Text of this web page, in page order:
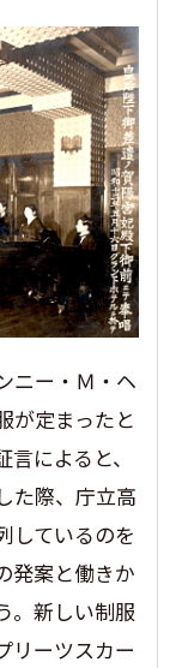
ニー・Ｍ・ヘ
が定まったと
によると、
た際、庁立高
しているのを
発案と働きか
。新しい制服
リーツスカー